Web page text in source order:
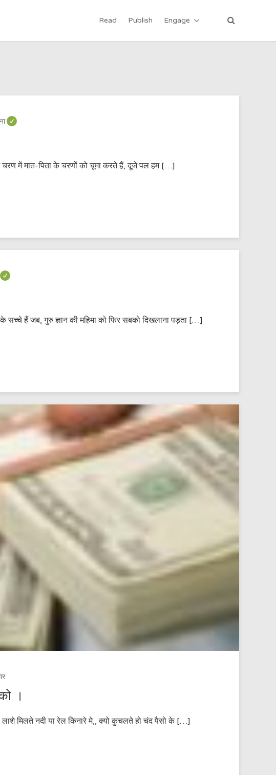
Read Publish Engage
चरण में मात-पिता के चरणों को चूमा करते हैं, दूजे पल हम […]
हैं जब, गुरु ज्ञान की महिमा को फिर सबको दिखलाना पड़ता […]
।
लाशे मिलते नदी या रेल किनारे मे,, क्यो कुचलते हो चंद पैसो के […]